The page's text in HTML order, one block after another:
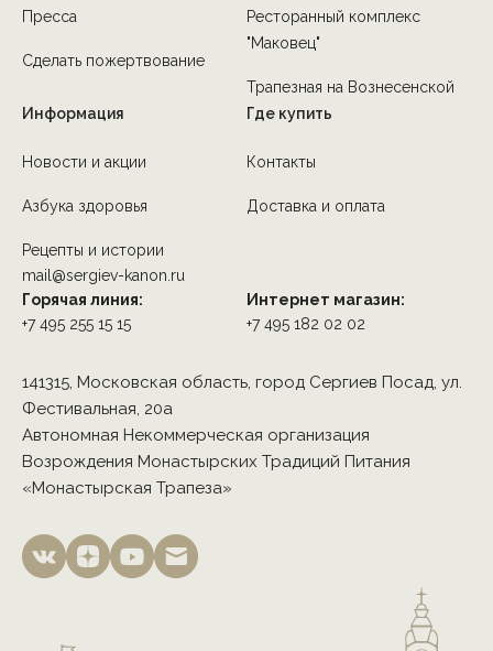
Пресса
Сделать пожертвование
Ресторанный комплекс
"Маковец"
Трапезная на Вознесенской
Информация
Новости и акции
Азбука здоровья
Рецепты и истории
Где купить
Контакты
Доставка и оплата
Горячая линия:
+7 495 255 15 15
Интернет магазин:
+7 495 182 02 02
mail@sergiev-kanon.ru
141315, Московская область, город Сергиев Посад, ул.
Фестивальная, 20а
Автономная Некоммерческая организация
Возрождения Монастырских Традиций Питания
«Монастырская Трапеза»